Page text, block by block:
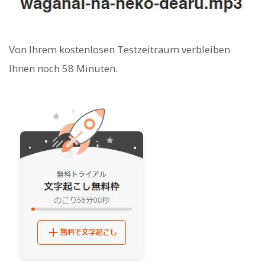
Von Ihrem kostenlosen Testzeitraum verbleiben
Ihnen noch 58 Minuten.